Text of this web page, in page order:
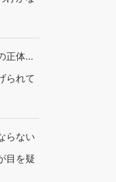
正体…
られて
らない
目を疑